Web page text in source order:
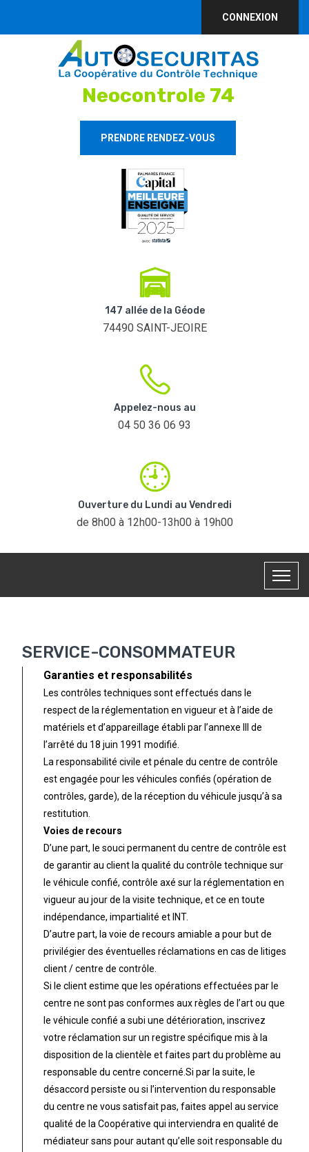
CONNEXION
Neocontrole 74
PRENDRE RENDEZ-VOUS
147 allée de la Géode
74490 SAINT-JEOIRE
Appelez-nous au
04 50 36 06 93
Ouverture du Lundi au Vendredi
de 8h00 à 12h00-13h00 à 19h00
SERVICE-CONSOMMATEUR
Garanties et responsabilités
Les contrôles techniques sont effectués dans le
respect de la réglementation en vigueur et à l’aide de
matériels et d’appareillage établi par l’annexe III de
l’arrêté du 18 juin 1991 modifié.
La responsabilité civile et pénale du centre de contrôle
est engagée pour les véhicules confiés (opération de
contrôles, garde), de la réception du véhicule jusqu’à sa
restitution.
Voies de recours
D’une part, le souci permanent du centre de contrôle est
de garantir au client la qualité du contrôle technique sur
le véhicule confié, contrôle axé sur la réglementation en
vigueur au jour de la visite technique, et ce en toute
indépendance, impartialité et INT.
D’autre part, la voie de recours amiable a pour but de
privilégier des éventuelles réclamations en cas de litiges
client / centre de contrôle.
Si le client estime que les opérations effectuées par le
centre ne sont pas conformes aux règles de l’art ou que
le véhicule confié a subi une détérioration, inscrivez
votre réclamation sur un registre spécifique mis à la
disposition de la clientèle et faites part du problème au
responsable du centre concerné.Si par la suite, le
désaccord persiste ou si l’intervention du responsable
du centre ne vous satisfait pas, faites appel au service
qualité de la Coopérative qui interviendra en qualité de
médiateur sans pour autant qu’elle soit responsable du